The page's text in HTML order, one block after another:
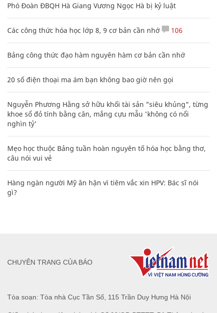
Phó Đoàn ĐBQH Hà Giang Vương Ngọc Hà bị kỷ luật
Các công thức hóa học lớp 8, 9 cơ bản cần nhớ 106
Bảng công thức đạo hàm nguyên hàm cơ bản cần nhớ
20 số điện thoại ma ám bạn không bao giờ nên gọi
Nguyễn Phương Hằng sở hữu khối tài sản "siêu khủng", từng
khoe sổ đỏ tính bằng cân, mắng cựu mẫu 'không có nổi
nghìn tỷ'
Mẹo học thuộc Bảng tuần hoàn nguyên tố hóa học bằng thơ,
câu nói vui vẻ
Hàng ngàn người Mỹ ân hận vì tiêm vắc xin HPV: Bác sĩ nói
gì?
Tòa soạn: Tòa nhà Cục Tần Số, 115 Trần Duy Hưng Hà Nội
CHUYÊN TRANG CỦA BÁO